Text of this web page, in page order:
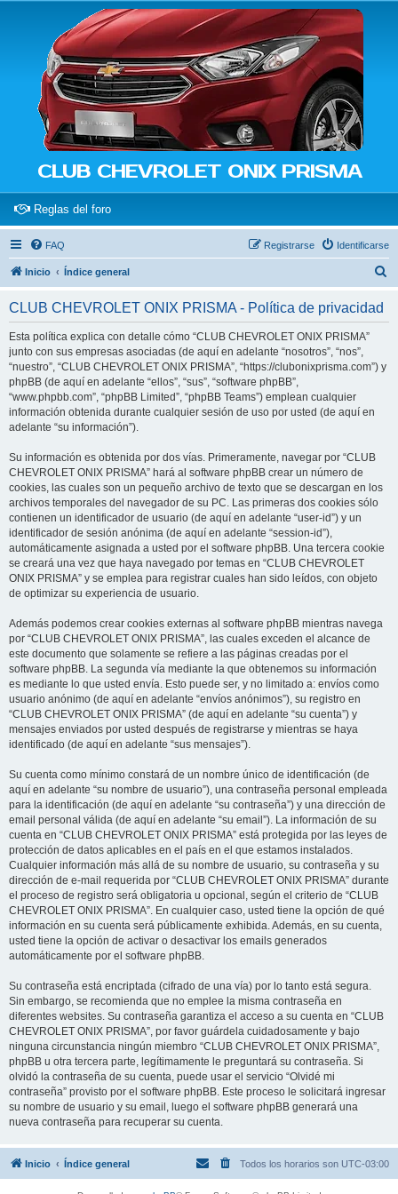
CLUB CHEVROLET ONIX PRISMA
Reglas del foro(Opens a new tab)
FAQ Identificarse
Registrarse
Inicio Índice general
CLUB CHEVROLET ONIX PRISMA - Política de privacidad
Esta política explica con detalle cómo “CLUB CHEVROLET ONIX PRISMA”
junto con sus empresas asociadas (de aquí en adelante “nosotros”, “nos”,
“nuestro”, “CLUB CHEVROLET ONIX PRISMA”, “https://clubonixprisma.com”) y
phpBB (de aquí en adelante “ellos”, “sus”, “software phpBB”,
“www.phpbb.com”, “phpBB Limited”, “phpBB Teams”) emplean cualquier
información obtenida durante cualquier sesión de uso por usted (de aquí en
adelante “su información”).
Su información es obtenida por dos vías. Primeramente, navegar por “CLUB
CHEVROLET ONIX PRISMA” hará al software phpBB crear un número de
cookies, las cuales son un pequeño archivo de texto que se descargan en los
archivos temporales del navegador de su PC. Las primeras dos cookies sólo
contienen un identificador de usuario (de aquí en adelante “user-id”) y un
identificador de sesión anónima (de aquí en adelante “session-id”),
automáticamente asignada a usted por el software phpBB. Una tercera cookie
se creará una vez que haya navegado por temas en “CLUB CHEVROLET
ONIX PRISMA” y se emplea para registrar cuales han sido leídos, con objeto
de optimizar su experiencia de usuario.
Además podemos crear cookies externas al software phpBB mientras navega
por “CLUB CHEVROLET ONIX PRISMA”, las cuales exceden el alcance de
este documento que solamente se refiere a las páginas creadas por el
software phpBB. La segunda vía mediante la que obtenemos su información
es mediante lo que usted envía. Esto puede ser, y no limitado a: envíos como
usuario anónimo (de aquí en adelante “envíos anónimos”), su registro en
“CLUB CHEVROLET ONIX PRISMA” (de aquí en adelante “su cuenta”) y
mensajes enviados por usted después de registrarse y mientras se haya
identificado (de aquí en adelante “sus mensajes”).
Su cuenta como mínimo constará de un nombre único de identificación (de
aquí en adelante “su nombre de usuario”), una contraseña personal empleada
para la identificación (de aquí en adelante “su contraseña”) y una dirección de
email personal válida (de aquí en adelante “su email”). La información de su
cuenta en “CLUB CHEVROLET ONIX PRISMA” está protegida por las leyes de
protección de datos aplicables en el país en el que estamos instalados.
Cualquier información más allá de su nombre de usuario, su contraseña y su
dirección de e-mail requerida por “CLUB CHEVROLET ONIX PRISMA” durante
el proceso de registro será obligatoria u opcional, según el criterio de “CLUB
CHEVROLET ONIX PRISMA”. En cualquier caso, usted tiene la opción de qué
información en su cuenta será públicamente exhibida. Además, en su cuenta,
usted tiene la opción de activar o desactivar los emails generados
automáticamente por el software phpBB.
Su contraseña está encriptada (cifrado de una vía) por lo tanto está segura.
Sin embargo, se recomienda que no emplee la misma contraseña en
diferentes websites. Su contraseña garantiza el acceso a su cuenta en “CLUB
CHEVROLET ONIX PRISMA”, por favor guárdela cuidadosamente y bajo
ninguna circunstancia ningún miembro “CLUB CHEVROLET ONIX PRISMA”,
phpBB u otra tercera parte, legítimamente le preguntará su contraseña. Si
olvidó la contraseña de su cuenta, puede usar el servicio “Olvidé mi
contraseña” provisto por el software phpBB. Este proceso le solicitará ingresar
su nombre de usuario y su email, luego el software phpBB generará una
nueva contraseña para recuperar su cuenta.
Inicio Índice general Todos los horarios son UTC-03:00